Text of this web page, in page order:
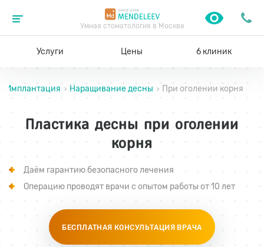
Умная стоматология в Москве
Услуги Цены 6 клиник
Имплантация › Наращивание десны › При оголении корня
Пластика десны при оголении
корня
Даём гарантию безопасного лечения
Операцию проводят врачи с опытом работы от 10 лет
БЕСПЛАТНАЯ КОНСУЛЬТАЦИЯ ВРАЧА